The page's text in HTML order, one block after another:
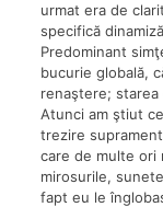
urmat era de
specifică
Predominant
bucurie globală,
renaştere; starea
Atunci am ştiut
trezire
care de multe ori
mirosurile,
fapt eu le